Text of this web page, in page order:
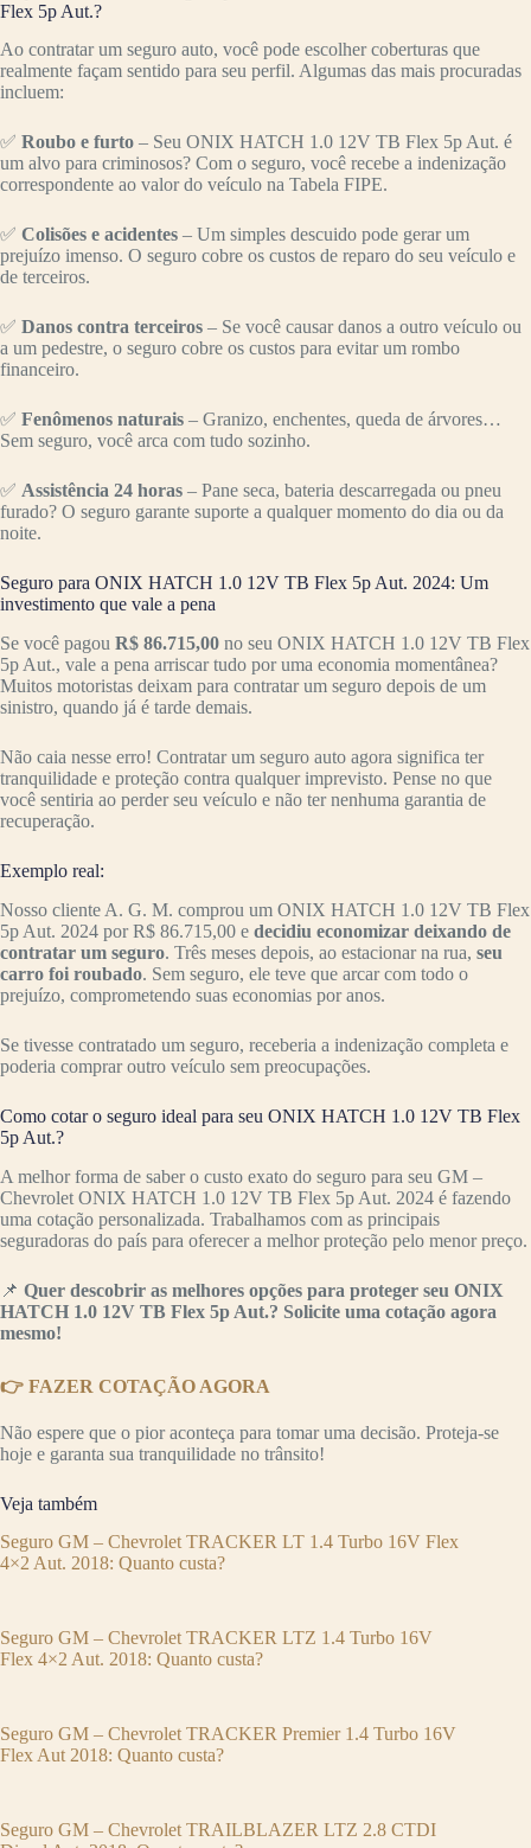
Flex 5p Aut.?
Ao contratar um seguro auto, você pode escolher coberturas que
realmente façam sentido para seu perfil. Algumas das mais procuradas
incluem:
✅ Roubo e furto – Seu ONIX HATCH 1.0 12V TB Flex 5p Aut. é
um alvo para criminosos? Com o seguro, você recebe a indenização
correspondente ao valor do veículo na Tabela FIPE.
✅ Colisões e acidentes – Um simples descuido pode gerar um
prejuízo imenso. O seguro cobre os custos de reparo do seu veículo e
de terceiros.
✅ Danos contra terceiros – Se você causar danos a outro veículo ou
a um pedestre, o seguro cobre os custos para evitar um rombo
financeiro.
✅ Fenômenos naturais – Granizo, enchentes, queda de árvores…
Sem seguro, você arca com tudo sozinho.
✅ Assistência 24 horas – Pane seca, bateria descarregada ou pneu
furado? O seguro garante suporte a qualquer momento do dia ou da
noite.
Seguro para ONIX HATCH 1.0 12V TB Flex 5p Aut. 2024: Um
investimento que vale a pena
Se você pagou R$ 86.715,00 no seu ONIX HATCH 1.0 12V TB Flex
5p Aut., vale a pena arriscar tudo por uma economia momentânea?
Muitos motoristas deixam para contratar um seguro depois de um
sinistro, quando já é tarde demais.
Não caia nesse erro! Contratar um seguro auto agora significa ter
tranquilidade e proteção contra qualquer imprevisto. Pense no que
você sentiria ao perder seu veículo e não ter nenhuma garantia de
recuperação.
Exemplo real:
Nosso cliente A. G. M. comprou um ONIX HATCH 1.0 12V TB Flex
5p Aut. 2024 por R$ 86.715,00 e decidiu economizar deixando de
contratar um seguro. Três meses depois, ao estacionar na rua, seu
carro foi roubado. Sem seguro, ele teve que arcar com todo o
prejuízo, comprometendo suas economias por anos.
Se tivesse contratado um seguro, receberia a indenização completa e
poderia comprar outro veículo sem preocupações.
Como cotar o seguro ideal para seu ONIX HATCH 1.0 12V TB Flex
5p Aut.?
A melhor forma de saber o custo exato do seguro para seu GM –
Chevrolet ONIX HATCH 1.0 12V TB Flex 5p Aut. 2024 é fazendo
uma cotação personalizada. Trabalhamos com as principais
seguradoras do país para oferecer a melhor proteção pelo menor preço.
📌 Quer descobrir as melhores opções para proteger seu ONIX
HATCH 1.0 12V TB Flex 5p Aut.? Solicite uma cotação agora
mesmo!
👉 FAZER COTAÇÃO AGORA
Não espere que o pior aconteça para tomar uma decisão. Proteja-se
hoje e garanta sua tranquilidade no trânsito!
Veja também
Seguro GM – Chevrolet TRACKER LT 1.4 Turbo 16V Flex
4×2 Aut. 2018: Quanto custa?
Seguro GM – Chevrolet TRACKER LTZ 1.4 Turbo 16V
Flex 4×2 Aut. 2018: Quanto custa?
Seguro GM – Chevrolet TRACKER Premier 1.4 Turbo 16V
Flex Aut 2018: Quanto custa?
Seguro GM – Chevrolet TRAILBLAZER LTZ 2.8 CTDI